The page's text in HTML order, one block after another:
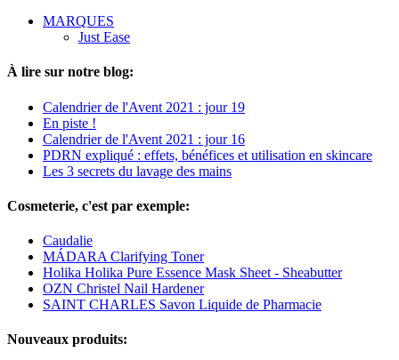
MARQUES
Just Ease
À lire sur notre blog:
Calendrier de l'Avent 2021 : jour 19
En piste !
Calendrier de l'Avent 2021 : jour 16
PDRN expliqué : effets, bénéfices et utilisation en skincare
Les 3 secrets du lavage des mains
Cosmeterie, c'est par exemple:
Caudalie
MÁDARA Clarifying Toner
Holika Holika Pure Essence Mask Sheet - Sheabutter
OZN Christel Nail Hardener
SAINT CHARLES Savon Liquide de Pharmacie
Nouveaux produits: